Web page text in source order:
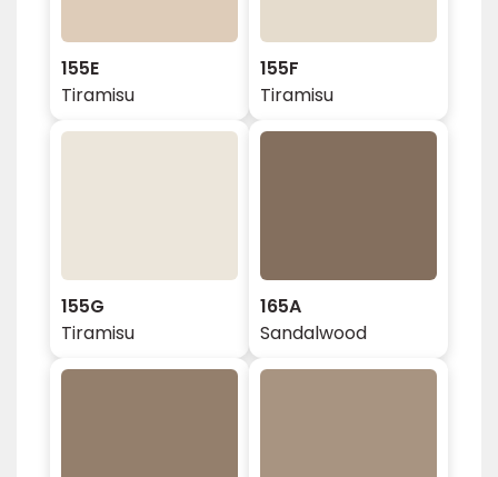
155E
Tiramisu
155F
Tiramisu
155G
Tiramisu
165A
Sandalwood